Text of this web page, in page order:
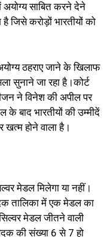
साबित करने देने
जिसे करोड़ों भारतीयों को
ठहराए जाने के खिलाफ
सुनाने जा रहा है।कोर्ट
ने विनेश की अपील पर
के बाद भारतीयों की उम्मीदें
होने वाला है।
मेडल मिलेगा या नहीं।
तालिका में एक मेडल का
मेडल जीतने वाली
की संख्या 6 से 7 हो